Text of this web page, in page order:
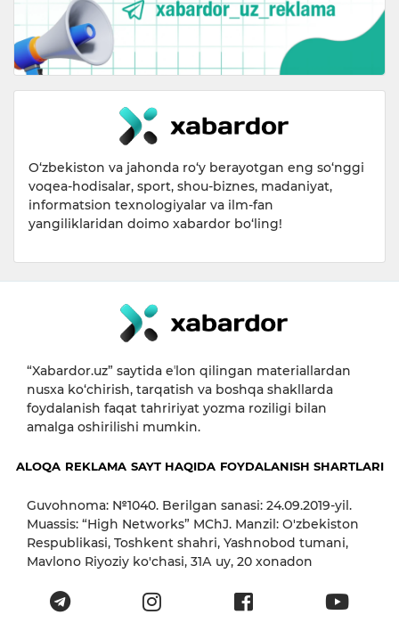
O‘zbekiston va jahonda ro‘y berayotgan eng so‘nggi
voqea-hodisalar, sport, shou-biznes, madaniyat,
informatsion texnologiyalar va ilm-fan
yangiliklaridan doimo xabardor bo‘ling!
“Xabardor.uz” saytida eʼlon qilingan materiallardan
nusxa ko‘chirish, tarqatish va boshqa shakllarda
foydalanish faqat tahririyat yozma roziligi bilan
amalga oshirilishi mumkin.
ALOQA REKLAMA SAYT HAQIDA FOYDALANISH SHARTLARI
Guvohnoma: №1040. Berilgan sanasi: 24.09.2019-yil.
Muassis: “High Networks” MChJ. Manzil: O'zbekiston
Respublikasi, Toshkent shahri, Yashnobod tumani,
Mavlono Riyoziy ko'chasi, 31А uy, 20 xonadon